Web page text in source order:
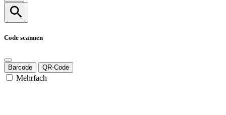
Code scannen
Barcode QR-Code
Mehrfach